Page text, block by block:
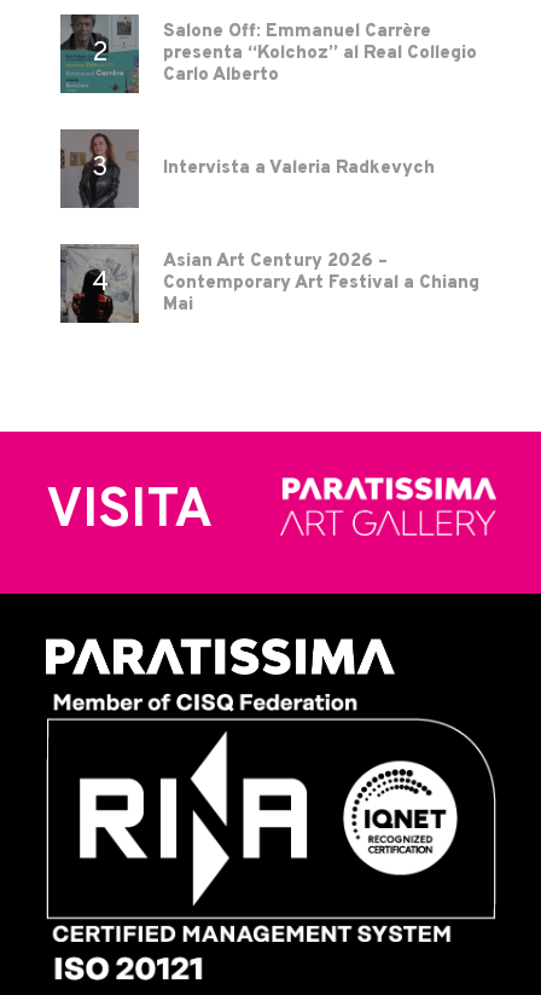
Salone Off: Emmanuel Carrère
presenta “Kolchoz” al Real Collegio
Carlo Alberto
Intervista a Valeria Radkevych
Asian Art Century 2026 –
Contemporary Art Festival a Chiang
Mai
VISITA